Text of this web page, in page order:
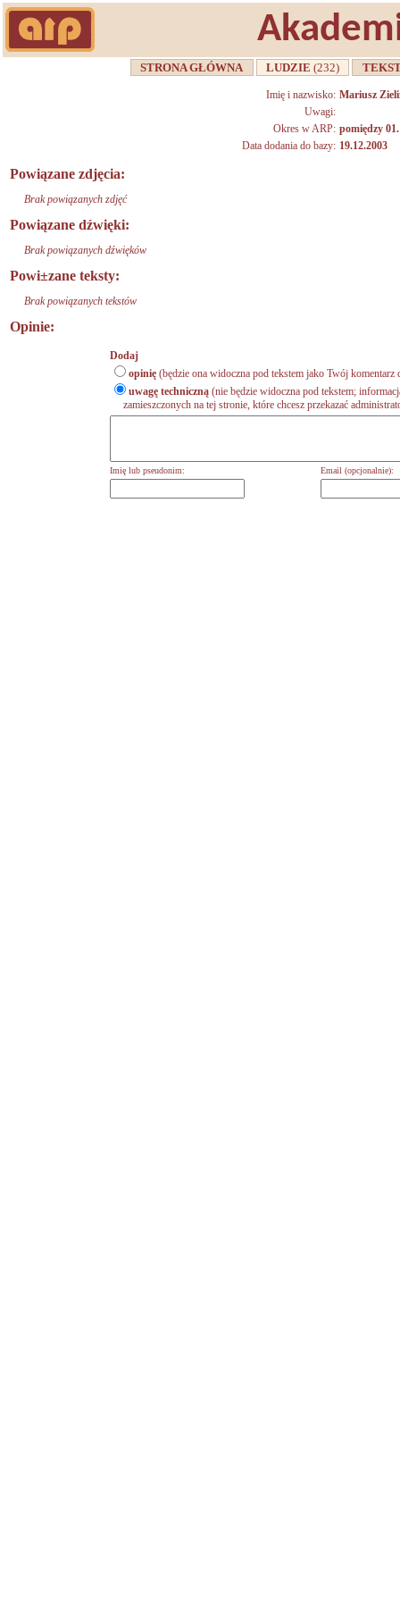
STRONA GŁÓWNA LUDZIE(232)
Imię i nazwisko: Mariusz
Uwagi:
Okres w ARP: pomiędzy
Data dodania do bazy: 19.12.2003
Powiązane zdjęcia:
Brak powiązanych zdjęć
Powiązane dźwięki:
Brak powiązanych dźwięków
Powi±zane teksty:
Brak powiązanych tekstów
Opinie:
Dodaj
opinię (będzie ona widoczna pod tekstem jako Twój komentarz
uwagę techniczną (nie będzie widoczna pod tekstem;
zamieszczonych na tej stronie, które chcesz przekazać
Imię lub pseudonim: Email (opcjonalnie):